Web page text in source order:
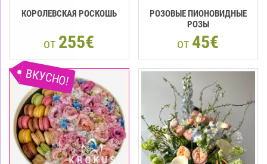
КОРОЛЕВСКАЯ РОСКОШЬ
от 255€
РОЗОВЫЕ ПИОНОВИДНЫЕ
РОЗЫ
от 45€
ВКУСНО!